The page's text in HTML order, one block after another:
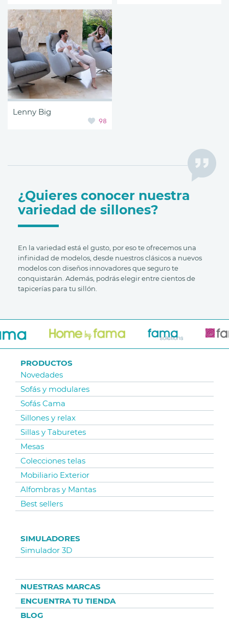
¿Quieres conocer nuestra
variedad de sillones?
En la variedad está el gusto, por eso te ofrecemos una
infinidad de modelos, desde nuestros clásicos a nuevos
modelos con diseños innovadores que seguro te
conquistarán. Además, podrás elegir entre cientos de
tapicerías para tu sillón.
Lenny Big
98
PRODUCTOS
Novedades
Sofás y modulares
Sofás Cama
Sillones y relax
Sillas y Taburetes
Mesas
Colecciones telas
Mobiliario Exterior
Alfombras y Mantas
Best sellers
SIMULADORES
Simulador 3D
NUESTRAS MARCAS
ENCUENTRA TU TIENDA
BLOG